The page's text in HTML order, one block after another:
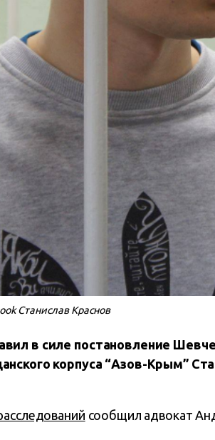
Станислав Краснов
в силе постановление
корпуса “Азов-Крым”
сообщил адвокат